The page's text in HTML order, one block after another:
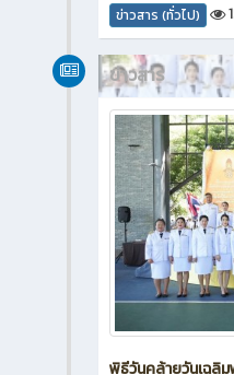
ข่าวสาร (ทั่วไป)
ข่าวสาร
พิธีวันคล้ายวันเฉลิ